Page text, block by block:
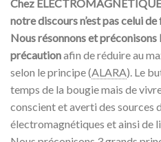
Chez
notre discours n’est pas celui de
Nous résonnons et
précautionafin de réduire au
selon le principe (ALARA). Le
temps de la bougie mais de
conscient et averti des sources
électromagnétiques et ainsi de